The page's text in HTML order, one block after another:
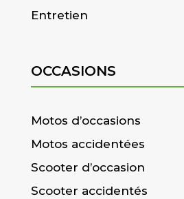
Entretien
OCCASIONS
Motos d’occasions
Motos accidentées
Scooter d’occasion
Scooter accidentés